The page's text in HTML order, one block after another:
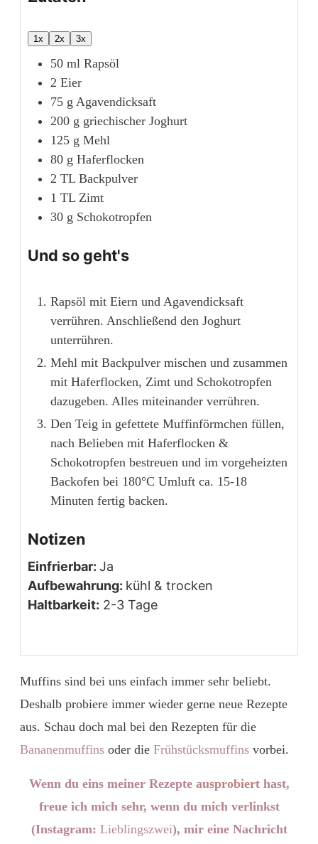
1x 2x 3x
50 ml Rapsöl
2 Eier
75 g Agavendicksaft
200 g griechischer Joghurt
125 g Mehl
80 g Haferflocken
2 TL Backpulver
1 TL Zimt
30 g Schokotropfen
Und so geht's
Rapsöl mit Eiern und Agavendicksaft
verrühren. Anschließend den Joghurt
unterrühren.
Mehl mit Backpulver mischen und zusammen
mit Haferflocken, Zimt und Schokotropfen
dazugeben. Alles miteinander verrühren.
Den Teig in gefettete Muffinförmchen füllen,
nach Belieben mit Haferflocken &
Schokotropfen bestreuen und im vorgeheizten
Backofen bei 180°C Umluft ca. 15-18
Minuten fertig backen.
Notizen
Einfrierbar: Ja
Aufbewahrung: kühl & trocken
Haltbarkeit: 2-3 Tage
Muffins sind bei uns einfach immer sehr beliebt.
Deshalb probiere immer wieder gerne neue Rezepte
aus. Schau doch mal bei den Rezepten für die
Bananenmuffins oder die Frühstücksmuffins vorbei.
Wenn du eins meiner Rezepte ausprobierthast,
freue ich mich sehr, wenn du mich verlinkst
(Instagram: Lieblingszwei), mir eine Nachricht